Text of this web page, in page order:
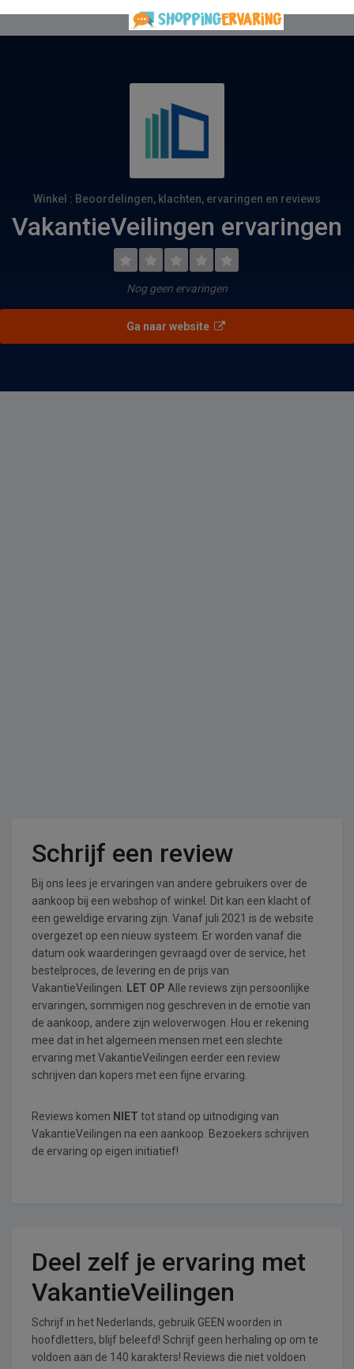
Winkel : Beoordelingen, klachten, ervaringen en reviews
VakantieVeilingen ervaringen
Nog geen ervaringen
Ga naar website
Schrijf een review
Bij ons lees je ervaringen van andere gebruikers over de
aankoop bij een webshop of winkel. Dit kan een klacht of
een geweldige ervaring zijn. Vanaf juli 2021 is de website
overgezet op een nieuw systeem. Er worden vanaf die
datum ook waarderingen gevraagd over de service, het
bestelproces, de levering en de prijs van
VakantieVeilingen.
LET OP Alle reviews zijn persoonlijke
ervaringen, sommigen nog geschreven in de emotie van
de aankoop, andere zijn weloverwogen. Hou er rekening
mee dat in het algemeen mensen met een slechte
ervaring met VakantieVeilingen eerder een review
schrijven dan kopers met een fijne ervaring.
Reviews komen NIET tot stand op uitnodiging van
VakantieVeilingen na een aankoop. Bezoekers schrijven
de ervaring op eigen initiatief!
Deel zelf je ervaring met
VakantieVeilingen
Schrijf in het Nederlands, gebruik GEEN woorden in
hoofdletters, blijf beleefd! Schrijf geen herhaling op om te
voldoen aan de 140 karakters! Reviews die niet voldoen